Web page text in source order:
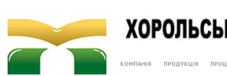
КОМПАНІЯ ПРОДУКЦІЯ